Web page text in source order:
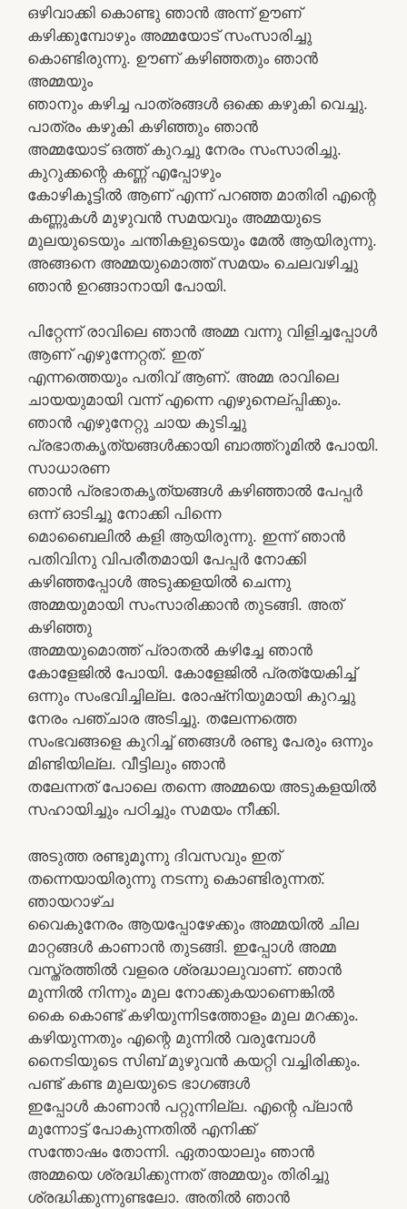
ഒഴിവാക്കി കൊണ്ടു ഞാന്‍ അന്ന്‍ ഊണ്
കഴിക്കുമ്പോഴും അമ്മയോട് സംസാരിച്ചു
കൊണ്ടിരുന്നു. ഊണ് കഴിഞ്ഞതും ഞാന്‍
അമ്മയും
ഞാനും കഴിച്ച പാത്രങ്ങള്‍ ഒക്കെ കഴുകി വെച്ചു.
പാത്രം കഴുകി കഴിഞ്ഞും ഞാന്‍
അമ്മയോട് ഒത്ത് കുറച്ചു നേരം സംസാരിച്ചു.
കുറുക്കന്റെ കണ്ണ്‍ എപ്പോഴും
കോഴികൂട്ടില്‍ ആണ് എന്ന്‍ പറഞ്ഞ മാതിരി എന്റെ
കണ്ണുകള്‍ മുഴുവന്‍ സമയവും അമ്മയുടെ
മുലയുടെയും ചന്തികളുടെയും മേല്‍ ആയിരുന്നു.
അങ്ങനെ അമ്മയുമൊത്ത് സമയം ചെലവഴിച്ചു
ഞാന്‍ ഉറങ്ങാനായി പോയി.
പിറ്റേന്ന്‍ രാവിലെ ഞാന്‍ അമ്മ വന്നു വിളിച്ചപ്പോള്‍
ആണ് എഴുന്നേറ്റത്. ഇത്
എന്നത്തെയും പതിവ് ആണ്. അമ്മ രാവിലെ
ചായയുമായി വന്ന്‍ എന്നെ എഴുനെല്പ്പിക്കും.
ഞാന്‍ എഴുനേറ്റു ചായ കുടിച്ചു
പ്രഭാതകൃത്യങ്ങള്‍ക്കായി ബാത്ത്റൂമില്‍ പോയി.
സാധാരണ
ഞാന്‍ പ്രഭാതകൃത്യങ്ങള്‍ കഴിഞ്ഞാല്‍ പേപ്പര്‍
ഒന്ന്‍ ഓടിച്ചു നോക്കി പിന്നെ
മൊബൈലില്‍ കളി ആയിരുന്നു. ഇന്ന് ഞാന്‍
പതിവിനു വിപരീതമായി പേപ്പര്‍ നോക്കി
കഴിഞ്ഞപ്പോള്‍ അടുക്കളയില്‍ ചെന്നു
അമ്മയുമായി സംസാരിക്കാന്‍ തുടങ്ങി. അത്
കഴിഞ്ഞു
അമ്മയുമൊത്ത് പ്രാതല്‍ കഴിച്ചേ ഞാന്‍
കോളേജില്‍ പോയി. കോളേജില്‍ പ്രത്യേകിച്ച്
ഒന്നും സംഭവിച്ചില്ല. രോഷ്നിയുമായി കുറച്ചു
നേരം പഞ്ചാര അടിച്ചു. തലേന്നത്തെ
സംഭവങ്ങളെ കുറിച്ച് ഞങ്ങള്‍ രണ്ടു പേരും ഒന്നും
മിണ്ടിയില്ല. വീട്ടിലും ഞാന്‍
തലേന്നത് പോലെ തന്നെ അമ്മയെ അടുകളയില്‍
സഹായിച്ചും പഠിച്ചും സമയം നീക്കി.
അടുത്ത രണ്ടുമൂന്നു ദിവസവും ഇത്
തന്നെയായിരുന്നു നടന്നു കൊണ്ടിരുന്നത്.
ഞായറാഴ്ച
വൈകുനേരം ആയപ്പോഴേക്കും അമ്മയില്‍ ചില
മാറ്റങ്ങള്‍ കാണാന്‍ തുടങ്ങി. ഇപ്പോള്‍ അമ്മ
വസ്ത്രത്തില്‍ വളരെ ശ്രദ്ധാലുവാണ്. ഞാന്‍
മുന്നില്‍ നിന്നും മുല നോക്കുകയാണെങ്കില്‍
കൈ കൊണ്ട് കഴിയുന്നിടത്തോളം മുല മറക്കും.
കഴിയുന്നതും എന്റെ മുന്നില്‍ വരുമ്പോള്‍
നൈടിയുടെ സിബ് മുഴുവന്‍ കയറ്റി വച്ചിരിക്കും.
പണ്ട് കണ്ട മുലയുടെ ഭാഗങ്ങള്‍
ഇപ്പോള്‍ കാണാന്‍ പറ്റുന്നില്ല. എന്റെ പ്ലാന്‍
മുന്നോട്ട് പോകുന്നതില്‍ എനിക്ക്
സന്തോഷം തോന്നി. ഏതായാലും ഞാന്‍
അമ്മയെ ശ്രദ്ധിക്കുന്നത് അമ്മയും തിരിച്ചു
ശ്രദ്ധിക്കുന്നുണ്ടലോ. അതില്‍ ഞാന്‍